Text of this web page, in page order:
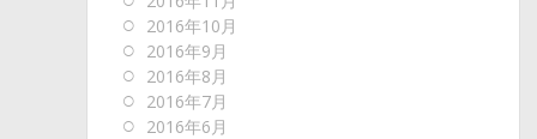
2016年10月
2016年9月
2016年8月
2016年7月
2016年6月